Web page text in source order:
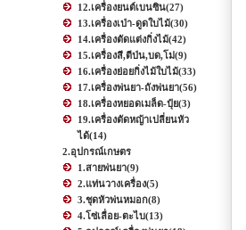
12.เครื่องยนต์เบนซิน(27)
13.เครื่องเป่า-ดูดใบไม้(30)
14.เครื่องตัดแต่งกิ่งไม้(42)
15.เครื่องสี,ตีป่น,บด,โม่(9)
16.เครื่องย่อยกิ่งไม้ใบไม้(33)
17.เครื่องพ่นยา-ถังพ่นยา(56)
18.เครื่องหยอดเมล็ด-ปุ๋ย(3)
19.เครื่องตัดหญ้าเปลี่ยนหัว
ได้(14)
2.อุปกรณ์เกษตร
1.สายพ่นยา(9)
2.แท่นวางเครื่อง(5)
3.ชุดหัวพ่นหมอก(8)
4.โซ่เลื่อย-ตะไบ(13)